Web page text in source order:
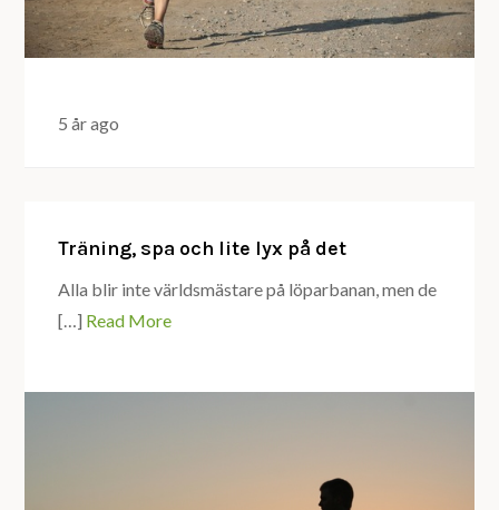
5 år ago
Träning, spa och lite lyx på det
Alla blir inte världsmästare på löparbanan, men de
[…] Read More